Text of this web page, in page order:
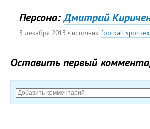
Персона: Дмитрий
3 декабря 2013 • источник:football.sport-
Оставить первый